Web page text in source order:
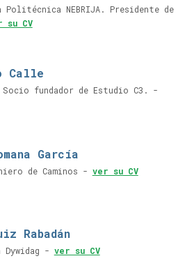
Politécnica NEBRIJA. Presidente de
su CV
Calle
fundador de Estudio C3. -
García
de Caminos - ver su CV
Rabadán
Dywidag - ver su CV